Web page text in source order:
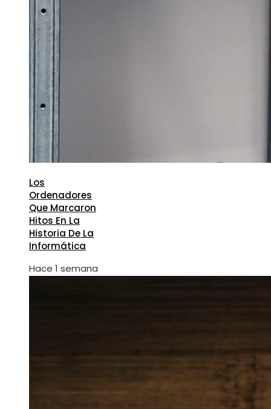
Los
Ordenadores
Que Marcaron
Hitos En La
Historia De La
Informática
Hace 1 semana